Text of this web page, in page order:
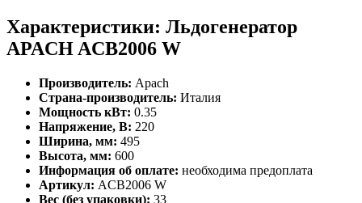
Характеристики: Льдогенератор
APACH ACB2006 W
Производитель: Apach
Страна-производитель: Италия
Мощность кВт: 0.35
Напряжение, В: 220
Ширина, мм: 495
Высота, мм: 600
Информация об оплате: необходима предоплата
Артикул: ACB2006 W
Вес (без упаковки): 33